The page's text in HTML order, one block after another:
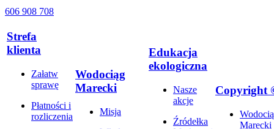
606 908 708
Strefa
klienta
Załatw
sprawę
Płatności i
rozliczenia
Wodociąg
Marecki
Misja
Edukacja
ekologiczna
Nasze
akcje
Źródełka
Copyright
Marecki